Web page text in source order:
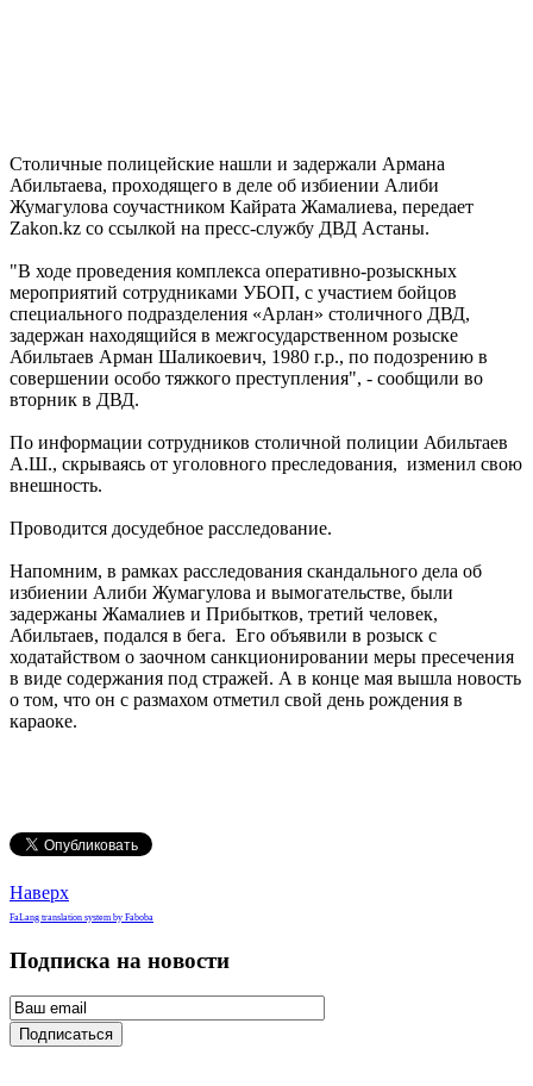
Столичные полицейские нашли и задержали Армана
Абильтаева, проходящего в деле об избиении Алиби
Жумагулова соучастником Кайрата Жамалиева, передает
Zakon.kz со ссылкой на пресс-службу ДВД Астаны.
"В ходе проведения комплекса оперативно-розыскных
мероприятий сотрудниками УБОП, с участием бойцов
специального подразделения «Арлан» столичного ДВД,
задержан находящийся в межгосударственном розыске
Абильтаев Арман Шаликоевич, 1980 г.р., по подозрению в
совершении особо тяжкого преступления", - сообщили во
вторник в ДВД.
По информации сотрудников столичной полиции Абильтаев
А.Ш., скрываясь от уголовного преследования, изменил свою
внешность.
Проводится досудебное расследование.
Напомним, в рамках расследования скандального дела об
избиении Алиби Жумагулова и вымогательстве, были
задержаны Жамалиев и Прибытков, третий человек,
Абильтаев, подался в бега. Его объявили в розыск с
ходатайством о заочном санкционировании меры пресечения
в виде содержания под стражей. А в конце мая вышла новость
о том, что он с размахом отметил свой день рождения в
караоке.
Наверх
FaLang translation system by Faboba
Подписка на новости
Подписаться